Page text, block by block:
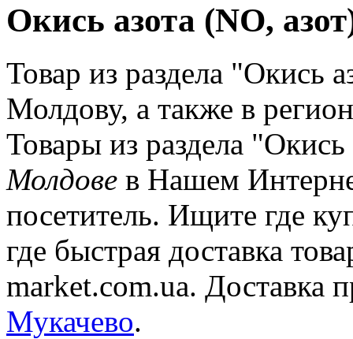
Окись азота (NO,
Товар из раздела "Окись
Молдову, а также в
Товары из раздела
Молдове в Нашем
посетитель. Ищите где
где быстрая доставка
market.com.ua. Доставка
Мукачево.